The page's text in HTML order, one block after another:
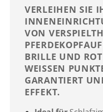
VERLEIHEN SIE
VON
BRILLE UND
WEISSEN
ARANTIERT
FFEKT.